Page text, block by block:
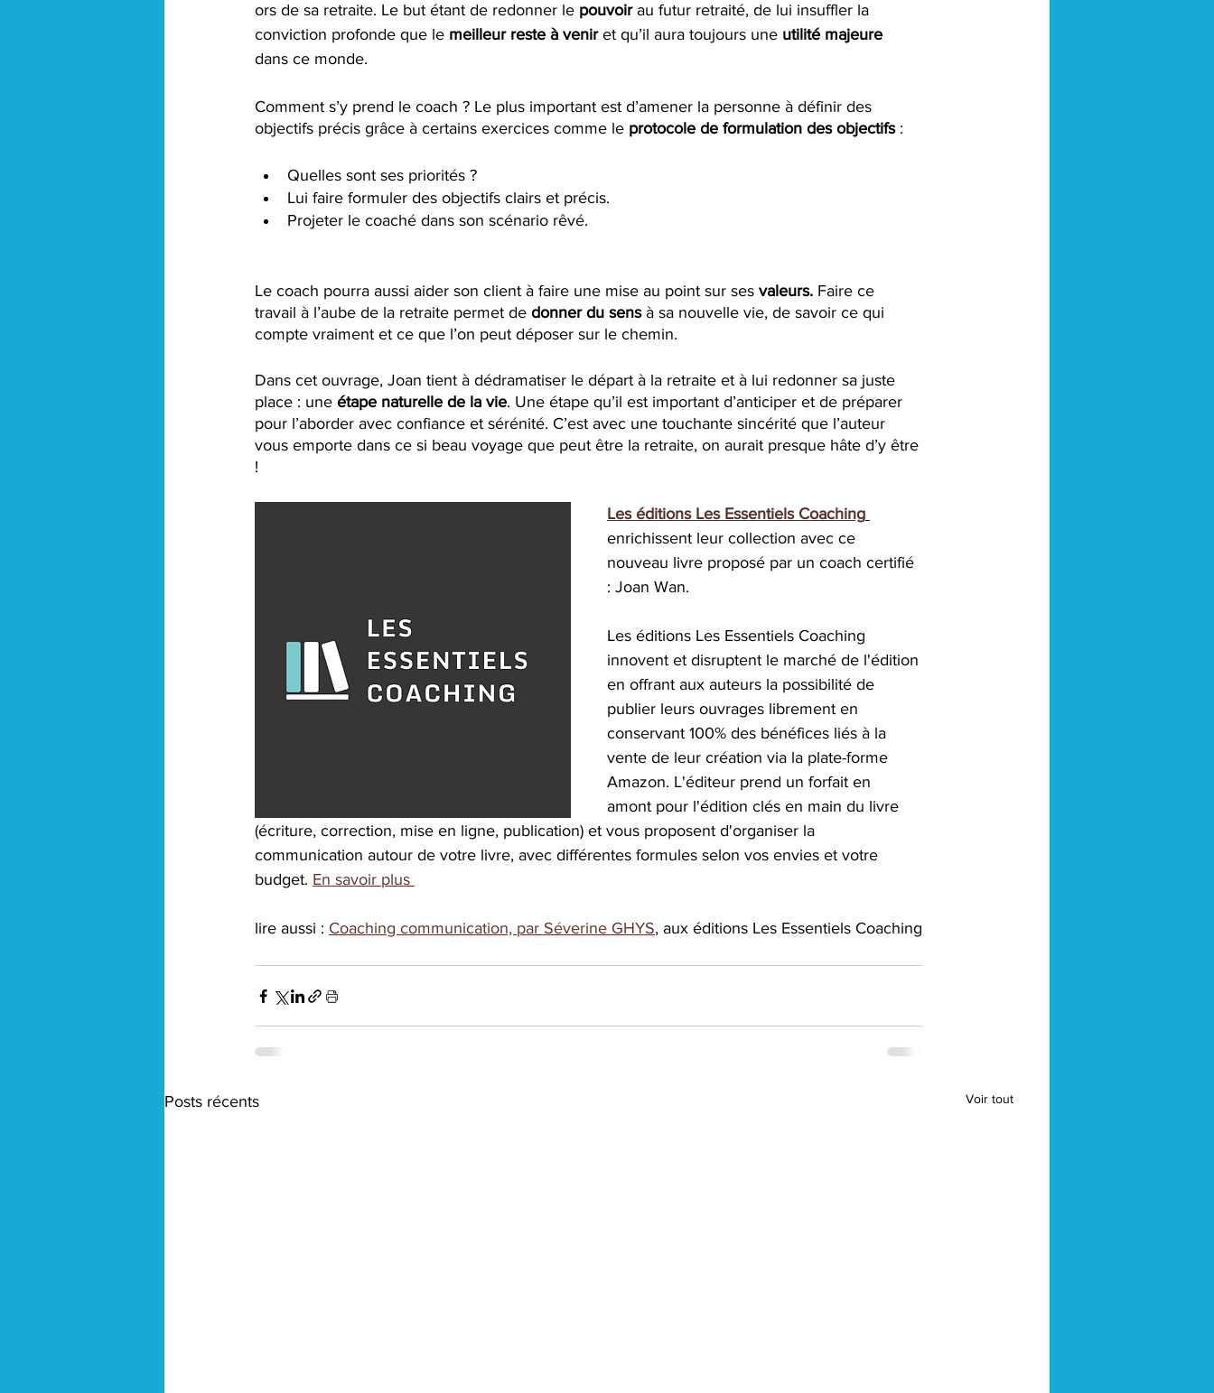
ors de sa retraite. Le but étant de redonner le pouvoir au futur retraité, de lui insuffler la
conviction profonde que le meilleur reste à venir et qu’il aura toujours une utilité majeure
dans ce monde.
Comment s’y prend le coach ? Le plus important est d’amener la personne à définir des
objectifs précis grâce à certains exercices comme le protocole de formulation des objectifs :
Quelles sont ses priorités ?
Lui faire formuler des objectifs clairs et précis.
Projeter le coaché dans son scénario rêvé.
Le coach pourra aussi aider son client à faire une mise au point sur ses valeurs. Faire ce
travail à l’aube de la retraite permet de donner du sens à sa nouvelle vie, de savoir ce qui
compte vraiment et ce que l’on peut déposer sur le chemin.
Dans cet ouvrage, Joan tient à dédramatiser le départ à la retraite et à lui redonner sa juste
place : une étape naturelle de la vie. Une étape qu’il est important d’anticiper et de préparer
pour l’aborder avec confiance et sérénité. C’est avec une touchante sincérité que l’auteur
vous emporte dans ce si beau voyage que peut être la retraite, on aurait presque hâte d’y être
!
Les éditions Les Essentiels Coaching
enrichissent leur collection avec ce
nouveau livre proposé par un coach certifié
: Joan Wan.
Les éditions Les Essentiels Coaching
innovent et disruptent le marché de l'édition
en offrant aux auteurs la possibilité de
publier leurs ouvrages librement en
conservant 100% des bénéfices liés à la
vente de leur création via la plate-forme
Amazon. L'éditeur prend un forfait en
amont pour l'édition clés en main du livre
(écriture, correction, mise en ligne, publication) et vous proposent d'organiser la
communication autour de votre livre, avec différentes formules selon vos envies et votre
budget. En savoir plus
lire aussi : Coaching communication, par Séverine GHYS, aux éditions Les Essentiels Coaching
Posts récents Voir tout